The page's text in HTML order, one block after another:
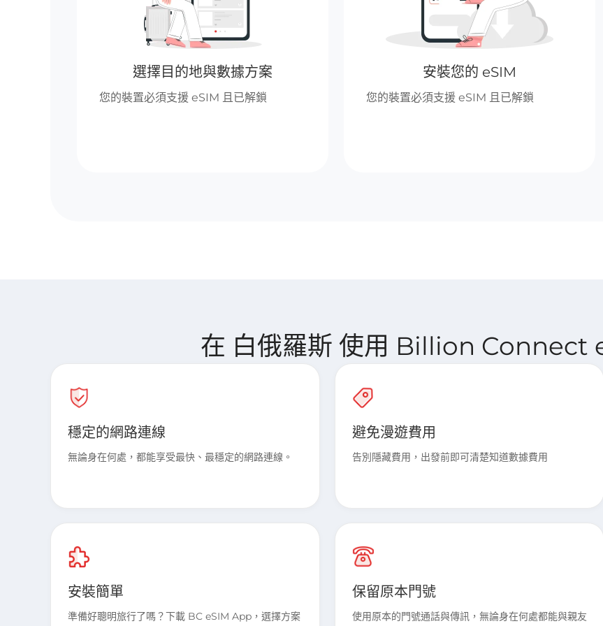
選擇目的地與數據方案
您的裝置必須支援 eSIM 且已解鎖
安裝您的 eSIM
您的裝置必須支援 eSIM 且已解鎖
在 白俄羅斯 使用 Billion Connect
穩定的網路連線
無論身在何處，都能享受最快、最穩定的網路連線。
避免漫遊費用
告別隱藏費用，出發前即可清楚知道數據費用
安裝簡單
準備好聰明旅行了嗎？下載 BC eSIM App，選擇方案
保留原本門號
使用原本的門號通話與傳訊，無論身在何處都能與親友